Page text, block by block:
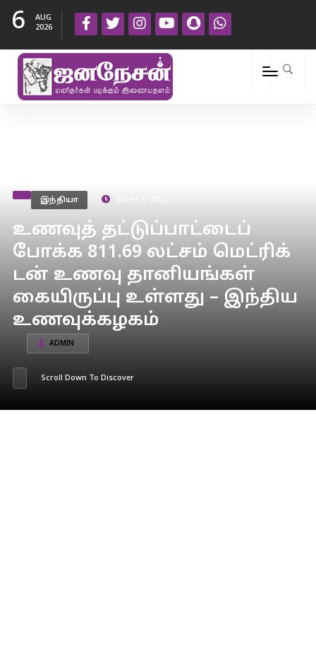
6
AUG
2026
இந்தியா
உணவுத் தட்டுப்பாட்டைப்
போக்க 811.69 லட்சம் மெட்ரிக்
டன் உணவு தானியங்கள்
கையிருப்பு உள்ளது – இந்திய
உணவுக்கழகம்
ADMIN
Scroll Down To Discover